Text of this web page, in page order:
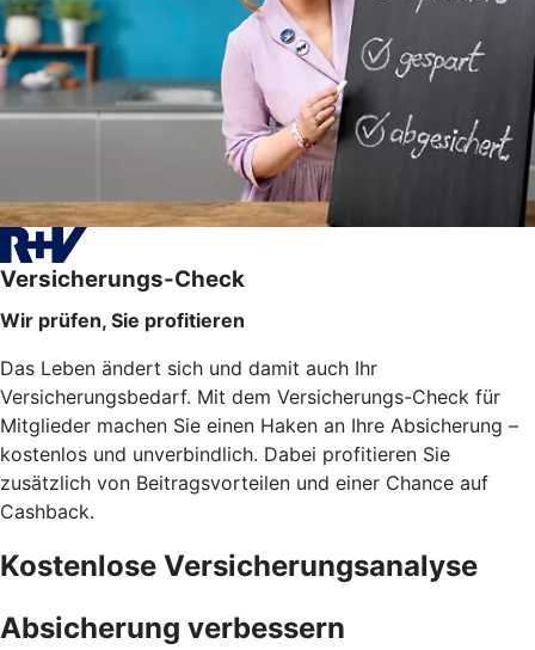
Versicherungs-Check
Wir prüfen, Sie profitieren
Das Leben ändert sich und damit auch Ihr
Versicherungsbedarf. Mit dem Versicherungs-Check für
Mitglieder machen Sie einen Haken an Ihre Absicherung –
kostenlos und unverbindlich. Dabei profitieren Sie
zusätzlich von Beitragsvorteilen und einer Chance auf
Cashback.
Kostenlose Versicherungsanalyse
Absicherung verbessern